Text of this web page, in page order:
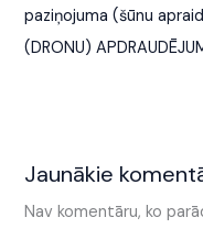
paziņojuma (šūnu
(DRONU)
Jaunākie
Nav komentāru, ko